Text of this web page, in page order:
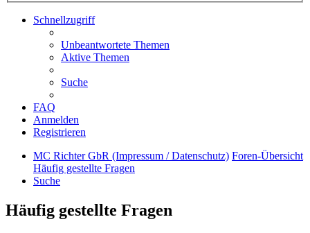
Schnellzugriff
Unbeantwortete Themen
Aktive Themen
Suche
FAQ
Anmelden
Registrieren
MC Richter GbR (Impressum / Datenschutz) Foren-Übersicht
Häufig gestellte Fragen
Suche
Häufig gestellte Fragen